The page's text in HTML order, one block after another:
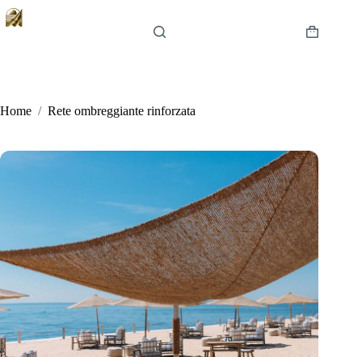
Salta
al
Carrello
Home / Rete ombreggiante rinforzata